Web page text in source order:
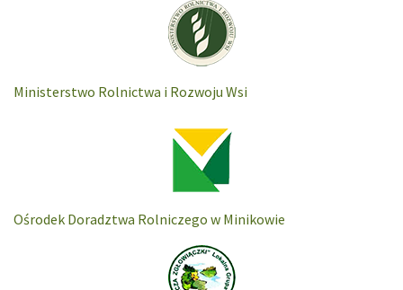
Ministerstwo Rolnictwa i Rozwoju Wsi
Ośrodek Doradztwa Rolniczego w Minikowie